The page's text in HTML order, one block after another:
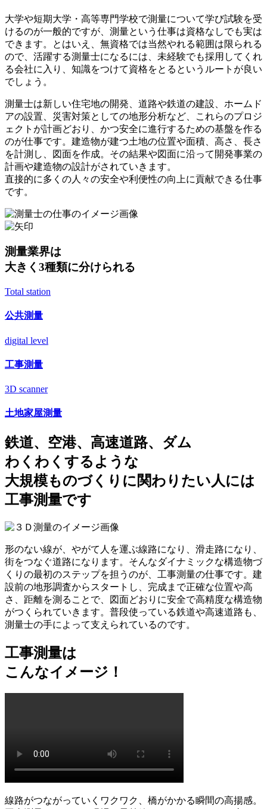
大学や短期大学・高等専門学校で測量について学び試験を受
けるのが一般的ですが、 測量という仕事は資格なしでも実は
できます。とはいえ、無資格では当然やれる範囲は限られる
ので、活躍する測量士になるには、 未経験でも採用してくれ
る会社に入り、知識をつけて資格をとるというルートが良い
でしょう。
測量士は新しい住宅地の開発、道路や鉄道の建設、ホームド
アの設置、災害対策としての地形分析など、これらのプロジ
ェクトが計画どおり、かつ安全に進行するための基盤を作る
のが仕事です。建造物が建つ土地の位置や面積、高さ、長さ
を計測し、図面を作成。その結果や図面に沿って開発事業の
計画や建造物の設計がされていきます。
直接的に多くの人々の安全や利便性の向上に貢献できる仕事
です。
測量業界は
大きく 3種類に分けられる
Total station
公共測量
digital level
工事測量
3D scanner
土地家屋測量
鉄道、空港、高速道路、ダム
わくわくするような
大規模ものづくりに関わりたい人には
工事測量です
形のない線が、やがて人を運ぶ線路になり、滑走路になり、
街をつなぐ道路になります。そんなダイナミックな構造物づ
くりの最初のステップを担うのが、工事測量の仕事です。建
設前の地形調査からスタートし、完成まで正確な位置や高
さ、距離を測ることで、図面どおりに安全で高精度な構造物
がつくられていきます。普段使っている鉄道や高速道路も、
測量士の手によって支えられているのです。
工事測量は
こんなイメージ ！
線路がつながっていくワクワク、橋がかかる瞬間の高揚感。